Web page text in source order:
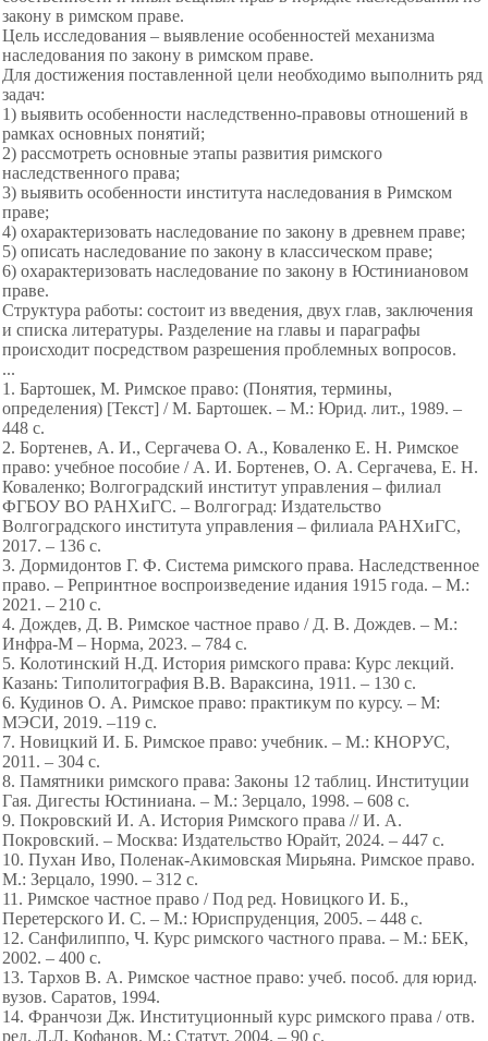
закону в римском праве.
Цель исследования – выявление особенностей механизма
наследования по закону в римском праве.
Для достижения поставленной цели необходимо выполнить ряд
задач:
1) выявить особенности наследственно-правовы отношений в
рамках основных понятий;
2) рассмотреть основные этапы развития римского
наследственного права;
3) выявить особенности института наследования в Римском
праве;
4) охарактеризовать наследование по закону в древнем праве;
5) описать наследование по закону в классическом праве;
6) охарактеризовать наследование по закону в Юстиниановом
праве.
Структура работы: состоит из введения, двух глав, заключения
и списка литературы. Разделение на главы и параграфы
происходит посредством разрешения проблемных вопросов.
...
1. Бартошек, М. Римское право: (Понятия, термины,
определения) [Текст] / М. Бартошек. – М.: Юрид. лит., 1989. –
448 с.
2. Бортенев, А. И., Сергачева О. А., Коваленко Е. Н. Римское
право: учебное пособие / А. И. Бортенев, О. А. Сергачева, Е. Н.
Коваленко; Волгоградский институт управления – филиал
ФГБОУ ВО РАНХиГС. – Волгоград: Издательство
Волгоградского института управления – филиала РАНХиГС,
2017. – 136 с.
3. Дормидонтов Г. Ф. Система римского права. Наследственное
право. – Репринтное воспроизведение идания 1915 года. – М.:
2021. – 210 с.
4. Дождев, Д. В. Римское частное право / Д. В. Дождев. – М.:
Инфра-М – Норма, 2023. – 784 с.
5. Колотинский Н.Д. История римского права: Курс лекций.
Казань: Типолитография В.В. Вараксина, 1911. – 130 с.
6. Кудинов О. А. Римское право: практикум по курсу. – М:
МЭСИ, 2019. –119 с.
7. Новицкий И. Б. Римское право: учебник. – М.: КНОРУС,
2011. – 304 с.
8. Памятники римского права: Законы 12 таблиц. Институции
Гая. Дигесты Юстиниана. – М.: 3ерцало, 1998. – 608 с.
9. Покровский И. А. История Римского права // И. А.
Покровский. – Москва: Издательство Юрайт, 2024. – 447 с.
10. Пухан Иво, Поленак-Акимовская Мирьяна. Римское право.
М.: Зерцало, 1990. – 312 с.
11. Римское частное право / Под ред. Новицкого И. Б.,
Перетерского И. С. – М.: Юриспруденция, 2005. – 448 с.
12. Санфилиппо, Ч. Курс римского частного права. – М.: БЕК,
2002. – 400 с.
13. Тархов В. А. Римское частное право: учеб. пособ. для юрид.
вузов. Саратов, 1994.
14. Франчози Дж. Институционный курс римского права / отв.
ред. Л.Л. Кофанов. М.: Статут, 2004. – 90 с.